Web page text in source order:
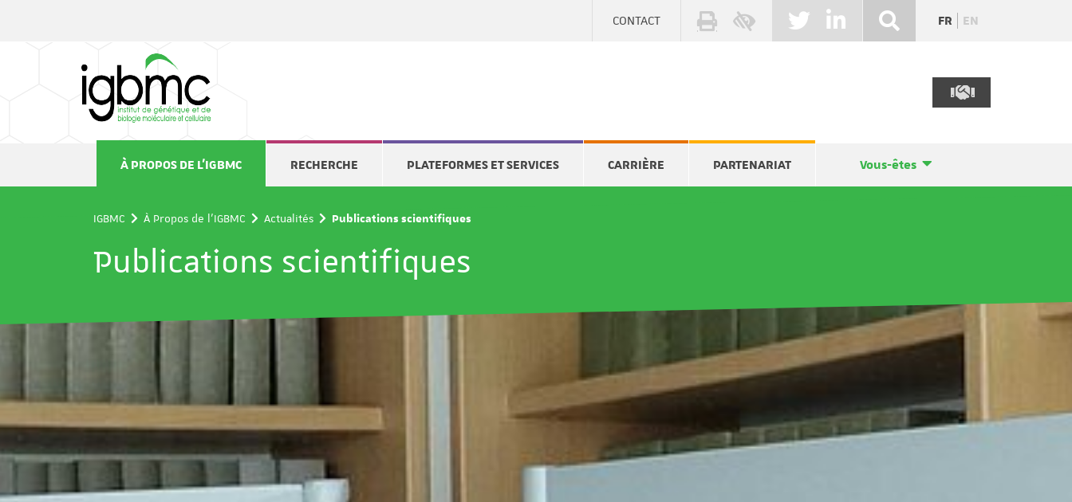
CONTACT FR EN
À PROPOS DE L'IGBMC RECHERCHE PLATEFORMES ET SERVICES CARRIÈRE PARTENARIAT Vous-êtes
IGBMC À Propos de l'IGBMC Actualités Publications scientifiques
Publications scientifiques